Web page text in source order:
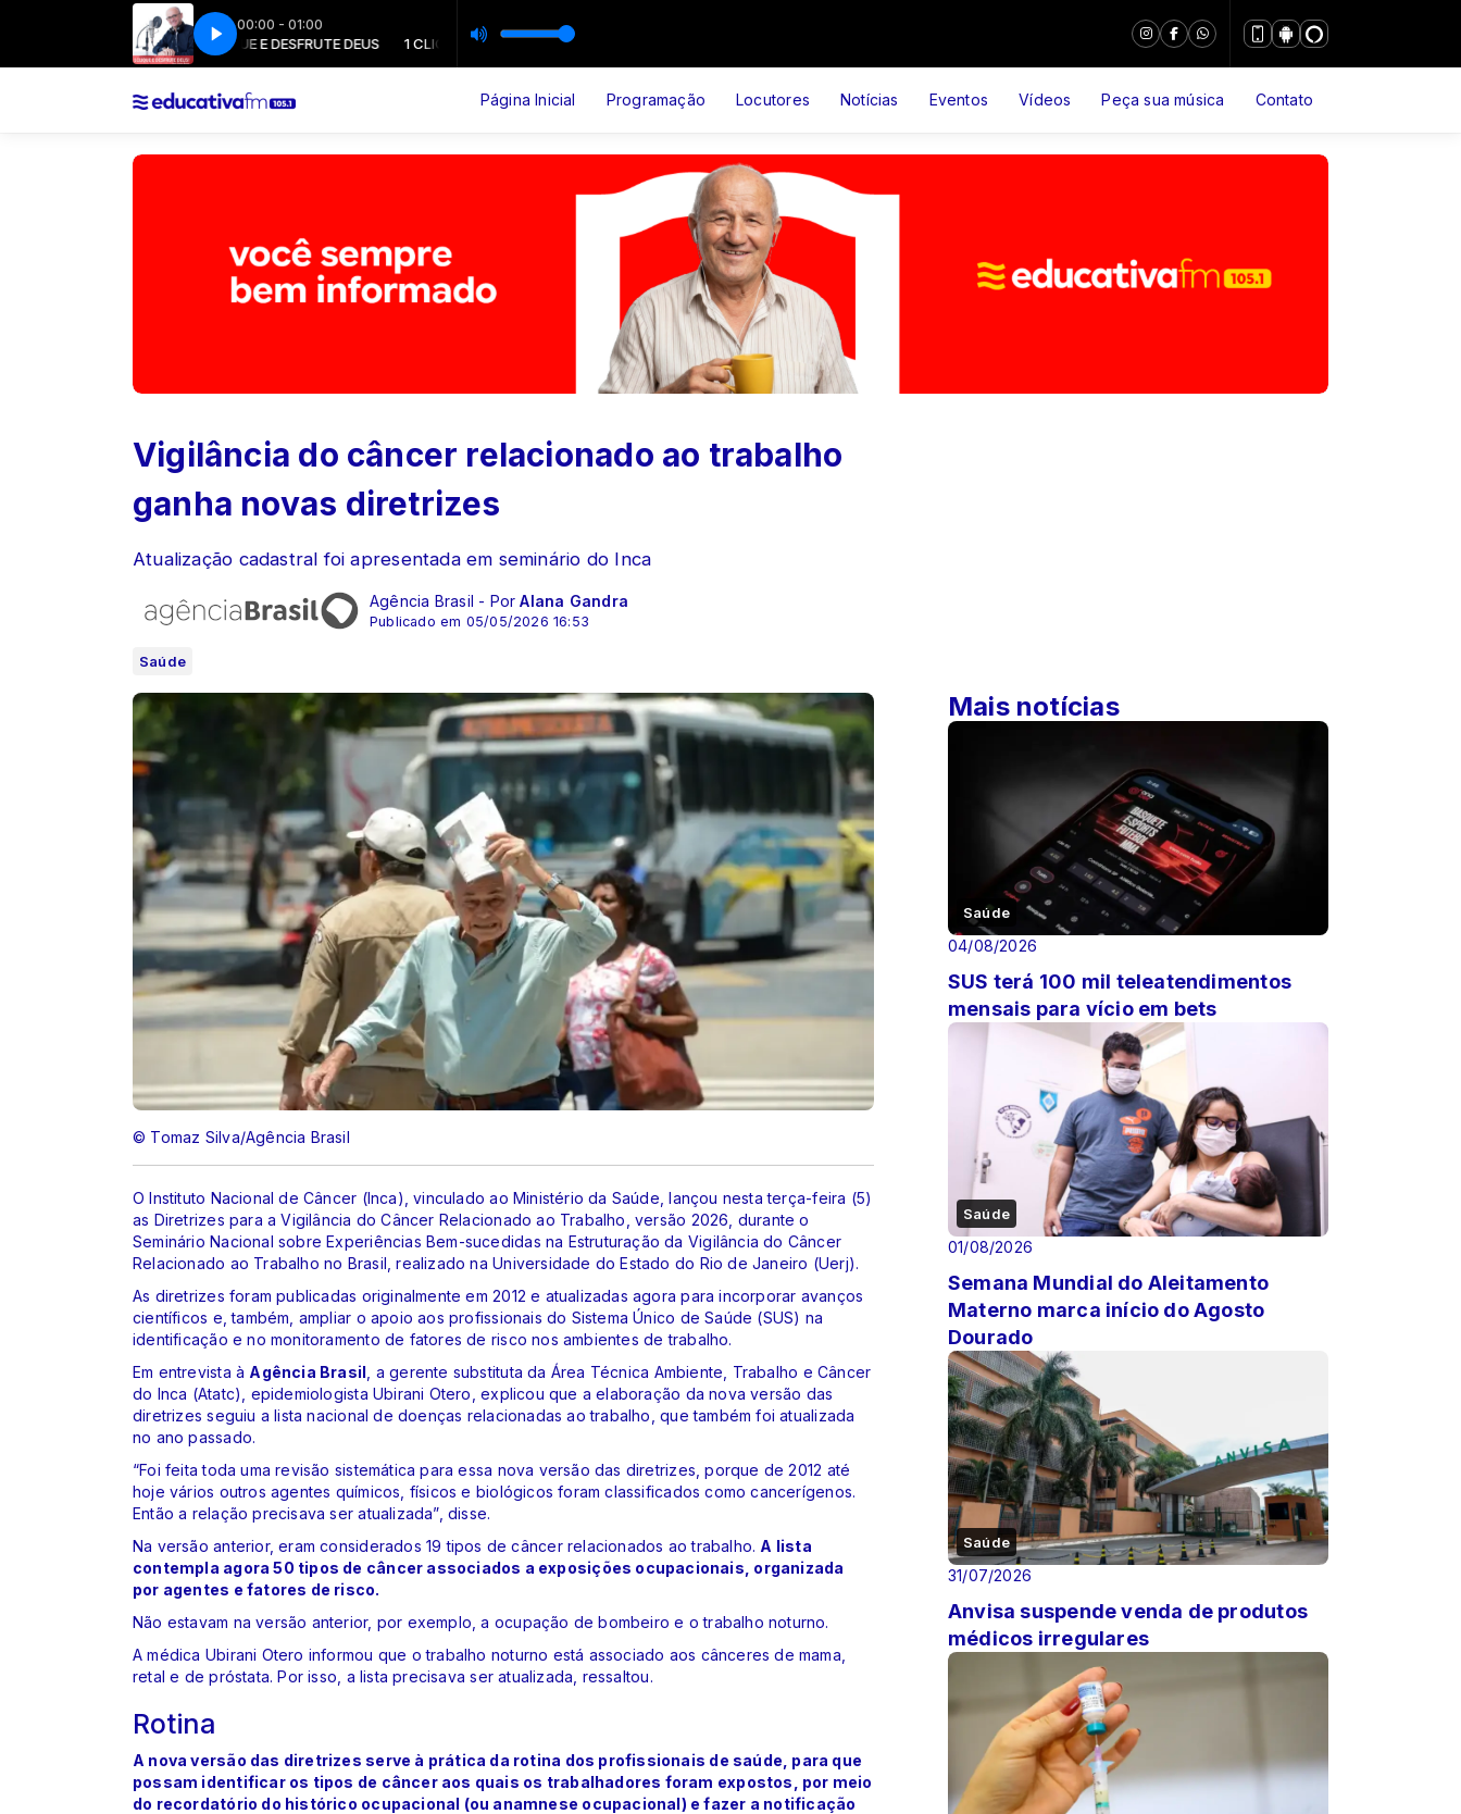
00:00 - 01:00
1 CLIQUE E DESFRUTE DEUS 1 CLIQUE E DESFRUTE DEUS
Página Inicial Programação Locutores Notícias Eventos Vídeos Peça sua música Contato
Vigilância do câncer relacionado ao trabalho
ganha novas diretrizes
Atualização cadastral foi apresentada em seminário do Inca
Agência Brasil - PorAlana Gandra
Publicado em 05/05/2026 16:53
Saúde
© Tomaz Silva/Agência Brasil
O Instituto Nacional de Câncer (Inca), vinculado ao Ministério da Saúde, lançou nesta terça-feira (5)
as Diretrizes para a Vigilância do Câncer Relacionado ao Trabalho, versão 2026, durante o
Seminário Nacional sobre Experiências Bem-sucedidas na Estruturação da Vigilância do Câncer
Relacionado ao Trabalho no Brasil, realizado na Universidade do Estado do Rio de Janeiro (Uerj).
As diretrizes foram publicadas originalmente em 2012 e atualizadas agora para incorporar avanços
científicos e, também, ampliar o apoio aos profissionais do Sistema Único de Saúde (SUS) na
identificação e no monitoramento de fatores de risco nos ambientes de trabalho.
Em entrevista à Agência Brasil , a gerente substituta da Área Técnica Ambiente, Trabalho e Câncer
do Inca (Atatc), epidemiologista Ubirani Otero, explicou que a elaboração da nova versão das
diretrizes seguiu a lista nacional de doenças relacionadas ao trabalho, que também foi atualizada
no ano passado.
“Foi feita toda uma revisão sistemática para essa nova versão das diretrizes, porque de 2012 até
hoje vários outros agentes químicos, físicos e biológicos foram classificados como cancerígenos.
Então a relação precisava ser atualizada”, disse.
Na versão anterior, eram considerados 19 tipos de câncer relacionados ao trabalho. A lista
contempla agora 50 tipos de câncer associados a exposições ocupacionais, organizada
por agentes e fatores de risco.
Não estavam na versão anterior, por exemplo, a ocupação de bombeiro e o trabalho noturno.
A médica Ubirani Otero informou que o trabalho noturno está associado aos cânceres de mama,
retal e de próstata. Por isso, a lista precisava ser atualizada, ressaltou.
Rotina
A nova versão das diretrizes serve à prática da rotina dos profissionais de saúde, para que
possam identificar os tipos de câncer aos quais os trabalhadores foram expostos, por meio
do recordatório do histórico ocupacional (ou anamnese ocupacional) e fazer a notificação
Mais notícias
Saúde
04/08/2026
SUS terá 100 mil teleatendimentos
mensais para vício em bets
Saúde
01/08/2026
Semana Mundial do Aleitamento
Materno marca início do Agosto
Dourado
Saúde
31/07/2026
Anvisa suspende venda de produtos
médicos irregulares